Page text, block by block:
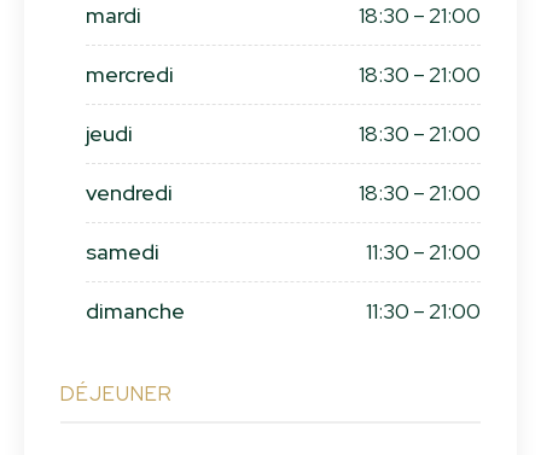
mardi 18:30 – 21:00
mercredi 18:30 – 21:00
jeudi 18:30 – 21:00
vendredi 18:30 – 21:00
samedi 11:30 – 21:00
dimanche 11:30 – 21:00
DÉJEUNER